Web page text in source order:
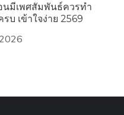
นมีเพศสัมพันธ์ควรทำ
บ เข้าใจง่าย 2569